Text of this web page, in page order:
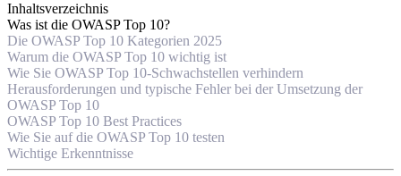
Inhaltsverzeichnis
Was ist die OWASP Top 10?
Die OWASP Top 10 Kategorien 2025
Warum die OWASP Top 10 wichtig ist
Wie Sie OWASP Top 10-Schwachstellen verhindern
Herausforderungen und typische Fehler bei der Umsetzung der
OWASP Top 10
OWASP Top 10 Best Practices
Wie Sie auf die OWASP Top 10 testen
Wichtige Erkenntnisse